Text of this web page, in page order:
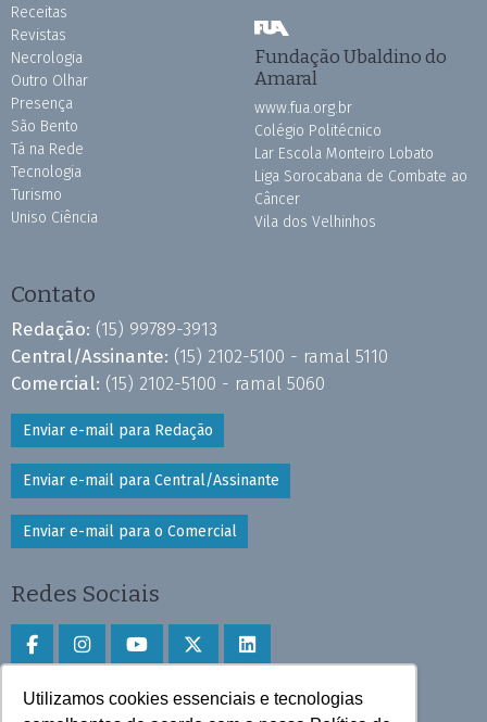
Utilizamos cookies essenciais e tecnologias
Receitas
Revistas
Necrologia
Outro Olhar
Presença
São Bento
Tá na Rede
Tecnologia
Turismo
Uniso Ciência
Fundação Ubaldino do
Amaral
www.fua.org.br
Colégio Politécnico
Lar Escola Monteiro Lobato
Liga Sorocabana de Combate ao
Câncer
Vila dos Velhinhos
Contato
Redação: (15) 99789-3913
Central/Assinante: (15) 2102-5100 - ramal 5110
Comercial: (15) 2102-5100 - ramal 5060
Enviar e-mail para Redação
Enviar e-mail para Central/Assinante
Enviar e-mail para o Comercial
Redes Sociais
Faça download do aplicativo